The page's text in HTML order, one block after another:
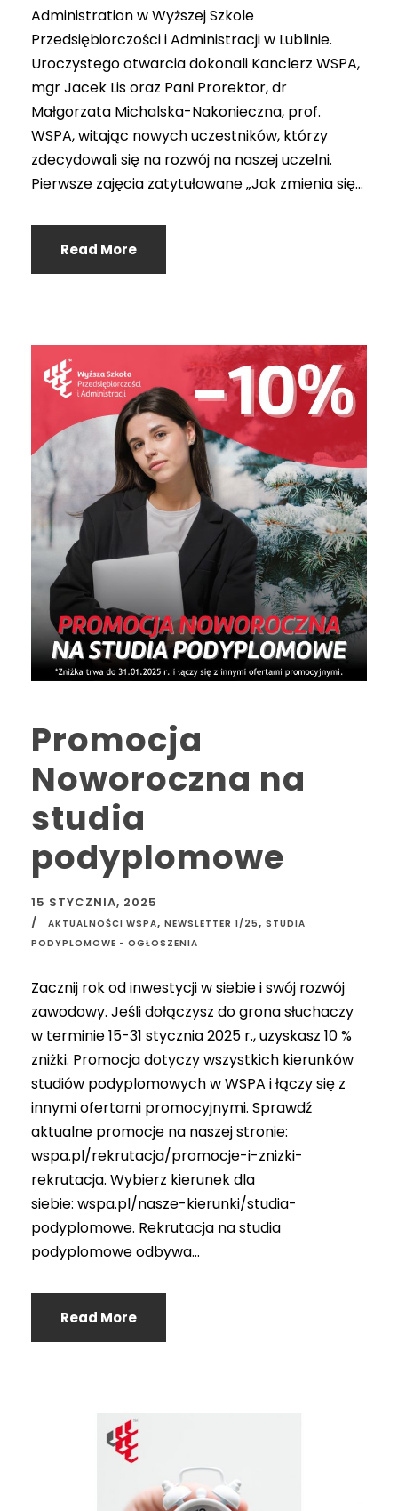
Administration w Wyższej Szkole
Przedsiębiorczości i Administracji w Lublinie.
Uroczystego otwarcia dokonali Kanclerz WSPA,
mgr Jacek Lis oraz Pani Prorektor, dr
Małgorzata Michalska-Nakonieczna, prof.
WSPA, witając nowych uczestników, którzy
zdecydowali się na rozwój na naszej uczelni.
Pierwsze zajęcia zatytułowane „Jak zmienia się...
Read More
Promocja
Noworoczna na
studia
podyplomowe
15 STYCZNIA, 2025
AKTUALNOŚCI WSPA, NEWSLETTER 1/25, STUDIA
PODYPLOMOWE - OGŁOSZENIA
Zacznij rok od inwestycji w siebie i swój rozwój
zawodowy. Jeśli dołączysz do grona słuchaczy
w terminie 15-31 stycznia 2025 r., uzyskasz 10 %
zniżki. Promocja dotyczy wszystkich kierunków
studiów podyplomowych w WSPA i łączy się z
innymi ofertami promocyjnymi. Sprawdź
aktualne promocje na naszej stronie:
wspa.pl/rekrutacja/promocje-i-znizki-
rekrutacja. Wybierz kierunek dla
siebie: wspa.pl/nasze-kierunki/studia-
podyplomowe. Rekrutacja na studia
podyplomowe odbywa...
Read More